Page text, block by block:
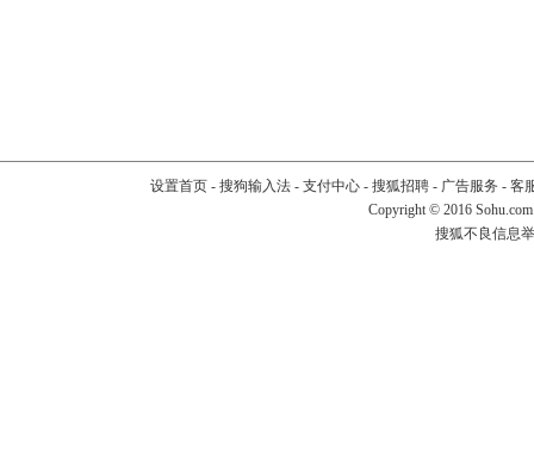
设置首页- 搜狗输入法- 支付中心- 搜狐招聘- 广告服务 - 客
Copyright © 2016
搜狐不良信息